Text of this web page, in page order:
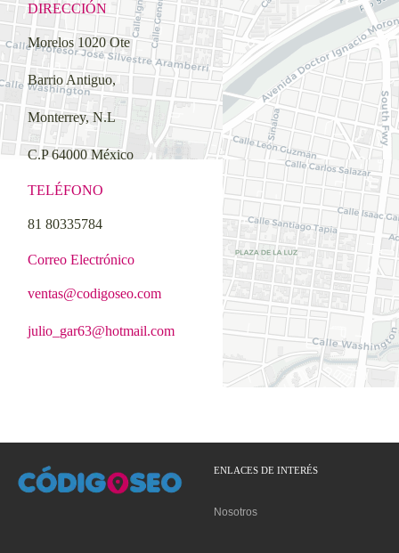
DIRECCIÓN
Morelos 1020 Ote
Barrio Antiguo,
Monterrey, N.L
C.P 64000 México
TELÉFONO
81 80335784
Correo Electrónico
ventas@codigoseo.com
julio_gar63@hotmail.com
ENLACES DE INTERÉS
Nosotros